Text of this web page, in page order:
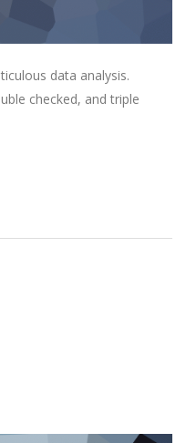
data analysis.
checked, and triple